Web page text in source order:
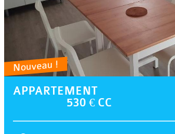
Nouveau !
APPARTEMENT
530 € CC